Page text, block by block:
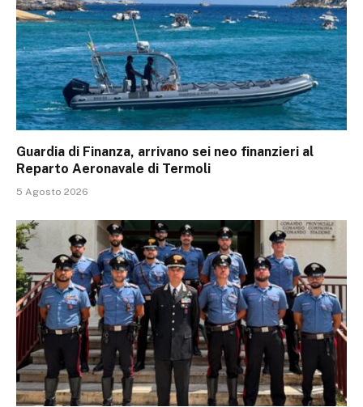
Guardia di Finanza, arrivano sei neo finanzieri al
Reparto Aeronavale di Termoli
5 Agosto 2026